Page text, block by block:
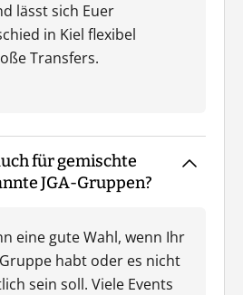
lässt sich Euer
in Kiel flexibel
Transfers.
für gemischte
JGA-Gruppen?
eine gute Wahl, wenn Ihr
habt oder es nicht
sein soll. Viele Events